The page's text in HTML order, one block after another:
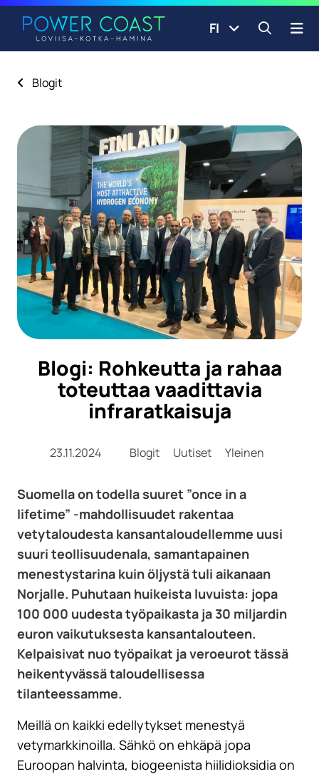
Siirry sisältöön
FI Avaa
Blogit
Blogi: Rohkeutta ja rahaa
toteuttaa vaadittavia
infraratkaisuja
23.11.2024 Blogit Uutiset Yleinen
Suomella on todella suuret ”once in a
lifetime” -mahdollisuudet rakentaa
vetytaloudesta kansantaloudellemme uusi
suuri teollisuudenala, samantapainen
menestystarina kuin öljystä tuli aikanaan
Norjalle. Puhutaan huikeista luvuista: jopa
100 000 uudesta työpaikasta ja 30 miljardin
euron vaikutuksesta kansantalouteen.
Kelpaisivat nuo työpaikat ja veroeurot tässä
heikentyvässä taloudellisessa
tilanteessamme.
Meillä on kaikki edellytykset menestyä
vetymarkkinoilla. Sähkö on ehkäpä jopa
Euroopan halvinta, biogeenista hiilidioksidia on